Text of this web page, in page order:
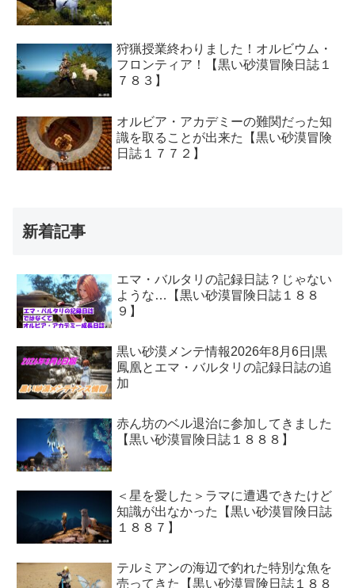
狩猟授業終わりました！オルビウム・
フロンティア！【黒い砂漠冒険日誌１
７８３】
オルビア・アカデミーの難関だった知
識を取ることが出来た【黒い砂漠冒険
日誌１７７２】
新着記事
エマ・バルタリの記録日誌？じゃない
ような…【黒い砂漠冒険日誌１８８
９】
黒い砂漠メンテ情報2026年8月6日|黒
鳳凰とエマ・バルタリの記録日誌の追
加
赤ん坊のベル退治に参加してきました
【黒い砂漠冒険日誌１８８８】
＜星を愛した＞ラマに遭遇できたけど
知識が出なかった【黒い砂漠冒険日誌
１８８７】
テルミアンの海辺で釣れた特別な魚を
売ってきた【黒い砂漠冒険日誌１８８